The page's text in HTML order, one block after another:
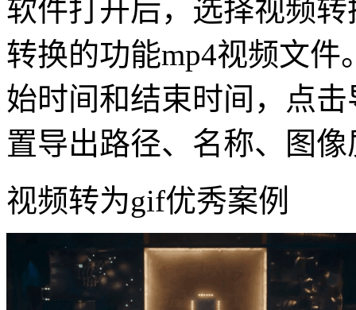
软件打开后，选择视频
转换的功能mp4视频文
始时间和结束时间，点
置导出路径、名称、图
视频转为gif优秀案例